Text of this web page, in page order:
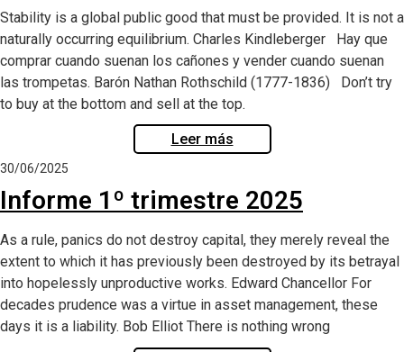
Stability is a global public good that must be provided. It is not a
naturally occurring equilibrium. Charles Kindleberger Hay que
comprar cuando suenan los cañones y vender cuando suenan
las trompetas. Barón Nathan Rothschild (1777-1836) Don’t try
to buy at the bottom and sell at the top.
Leer más
30/06/2025
Informe 1º trimestre 2025
As a rule, panics do not destroy capital, they merely reveal the
extent to which it has previously been destroyed by its betrayal
into hopelessly unproductive works. Edward Chancellor For
decades prudence was a virtue in asset management, these
days it is a liability. Bob Elliot There is nothing wrong